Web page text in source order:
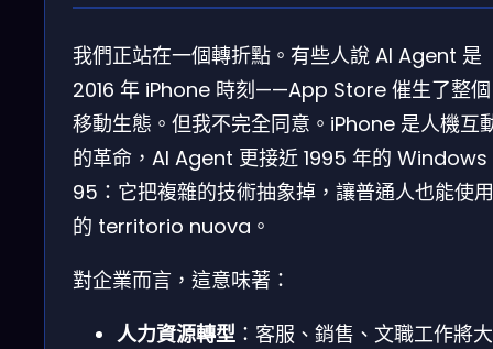
我們正站在一個轉折點。有些人說 AI Agent 是
2016 年 iPhone 時刻——App Store 催生了整個
移動生態。但我不完全同意。iPhone 是人機互
的革命，AI Agent 更接近 1995 年的 Windows
95：它把複雜的技術抽象掉，讓普通人也能使用
的 territorio nuova。
對企業而言，這意味著：
人力資源轉型 ：客服、銷售、文職工作將大